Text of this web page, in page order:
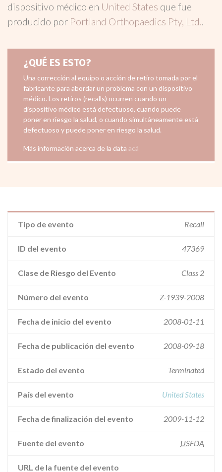
dispositivo médico en United States que fue
producido por Portland Orthopaedics Pty, Ltd..
¿QUÉ ES ESTO?
Una corrección al equipo o acción de retiro tomada por el
fabricante para abordar un problema con un dispositivo
médico. Los retiros (recalls) ocurren cuando un
dispositivo médico está defectuoso, cuando puede
poner en riesgo la salud, o cuando simultáneamente está
defectuoso y puede poner en riesgo la salud.
Más información acerca de la data acá
Tipo de evento Recall
ID del evento 47369
Clase de Riesgo del Evento Class 2
Número del evento Z-1939-2008
Fecha de inicio del evento 2008-01-11
Fecha de publicación del evento 2008-09-18
Estado del evento Terminated
País del evento United States
Fecha de finalización del evento 2009-11-12
Fuente del evento USFDA
URL de la fuente del evento